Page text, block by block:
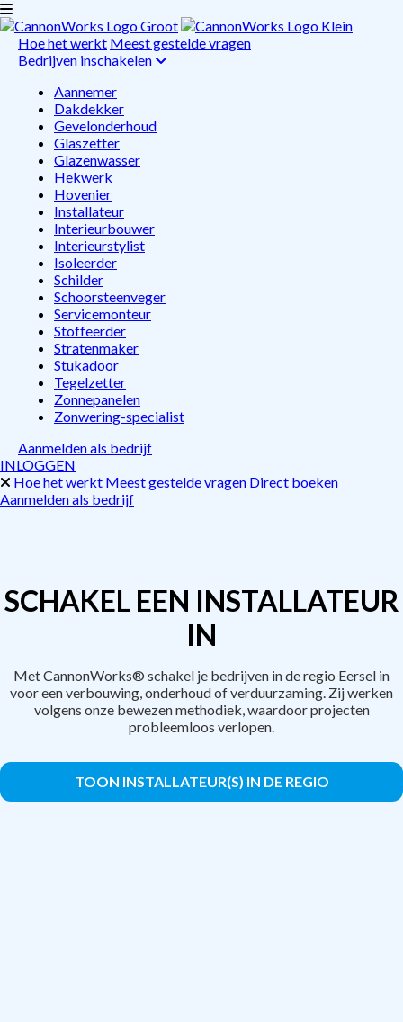
Hoe het werkt Meest gestelde vragen
Bedrijven inschakelen
Aannemer
Dakdekker
Gevelonderhoud
Glaszetter
Glazenwasser
Hekwerk
Hovenier
Installateur
Interieurbouwer
Interieurstylist
Isoleerder
Schilder
Schoorsteenveger
Servicemonteur
Stoffeerder
Stratenmaker
Stukadoor
Tegelzetter
Zonnepanelen
Zonwering-specialist
Aanmelden als bedrijf
INLOGGEN
Hoe het werkt Meest gestelde vragen Direct boeken
Aanmelden als bedrijf
SCHAKEL EEN INSTALLATEUR
IN
Met CannonWorks® schakel je bedrijven in de regio Eersel in
voor een verbouwing, onderhoud of verduurzaming. Zij werken
volgens onze bewezen methodiek, waardoor projecten
probleemloos verlopen.
TOON INSTALLATEUR(S) IN DE REGIO